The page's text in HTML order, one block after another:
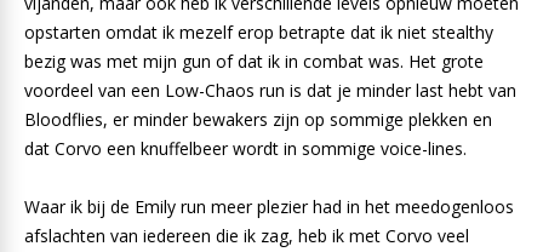
opstarten omdat ik mezelf erop betrapte dat ik niet stealthy
bezig was met mijn gun of dat ik in combat was. Het grote
voordeel van een Low-Chaos run is dat je minder last hebt van
Bloodflies, er minder bewakers zijn op sommige plekken en
dat Corvo een knuffelbeer wordt in sommige voice-lines.
Waar ik bij de Emily run meer plezier had in het meedogenloos
afslachten van iedereen die ik zag, heb ik met Corvo veel